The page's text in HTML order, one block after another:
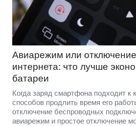
Авиарежим или
интернета: что лучше
батареи
Когда заряд смартфона подходит к
способов продлить время его
отключение беспроводных
авиарежим и простое отключение